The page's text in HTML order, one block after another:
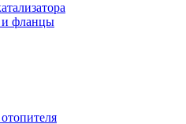
и фланцы